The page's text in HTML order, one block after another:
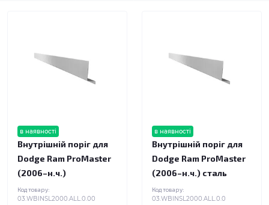
в наявності
Внутрішній поріг для
Dodge Ram ProMaster
(2006–н.ч.)
Код товару:
03.WBINSL2000.ALL.0.00
в наявності
Внутрішній поріг для
Dodge Ram ProMaster
(2006–н.ч.) сталь
Код товару:
03.WBINSL2000.ALL.0.0